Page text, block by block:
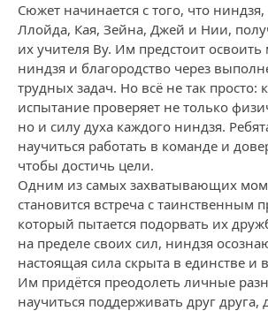
Сюжет начинается с того, что
Ллойда, Кая, Зейна, Джей и Нии,
их учителя Ву. Им предстоит освоить
ниндзя и благородство через
трудных задач. Но всё не так просто:
испытание проверяет не только
но и силу духа каждого ниндзя.
научиться работать в команде и
чтобы достичь цели.
Одним из самых захватывающих
становится встреча с таинственным
который пытается подорвать их
на пределе своих сил, ниндзя
настоящая сила скрыта в единстве и
Им придётся преодолеть личные
научиться поддерживать друг друга,